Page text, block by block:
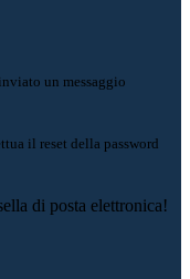
un messaggio
il reset della password
di posta elettronica!